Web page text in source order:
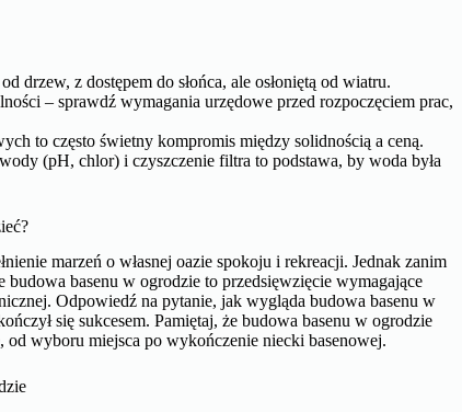
drzew, z dostępem do słońca, ale osłoniętą od wiatru.
– sprawdź wymagania urzędowe przed rozpoczęciem prac,
to często świetny kompromis między solidnością a ceną.
(pH, chlor) i czyszczenie filtra to podstawa, by woda była
marzeń o własnej oazie spokoju i rekreacji. Jednak zanim
basenu w ogrodzie to przedsięwzięcie wymagające
Odpowiedź na pytanie, jak wygląda budowa basenu w
się sukcesem. Pamiętaj, że budowa basenu w ogrodzie
wyboru miejsca po wykończenie niecki basenowej.